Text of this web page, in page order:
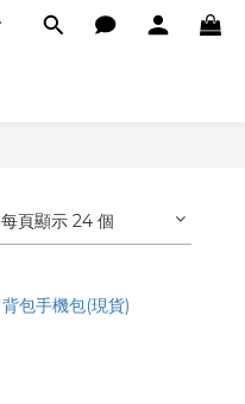
每頁顯示 24 個